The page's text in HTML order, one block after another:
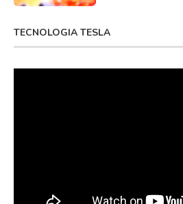
TECNOLOGIA TESLA